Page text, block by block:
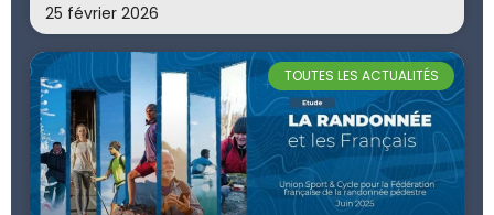
25 février 2026
TOUTES LES ACTUALITÉS